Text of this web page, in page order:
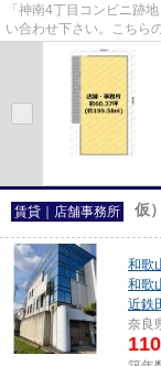
「神南4丁目コンビニ跡
い合わせ下さい。こちら
ます。駅までのアクセス
賃貸｜店舗事務所 仮
和歌
和歌
近鉄
奈良
110